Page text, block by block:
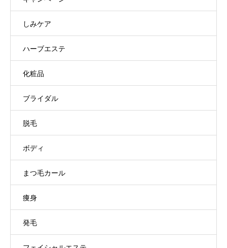
しみケア
ハーブエステ
化粧品
ブライダル
脱毛
ボディ
まつ毛カール
痩身
発毛